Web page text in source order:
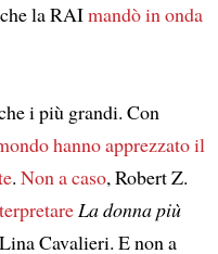
la RAImandò in onda
i più grandi. Con
hanno apprezzatoil
. Non a caso, Robert Z.
La donna più
Cavalieri. E non a